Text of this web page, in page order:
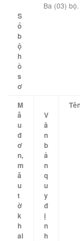
S
ố
b
ộ
h
ồ
s
ơ
Ba (03) bộ.
M
ẫ
u
đ
ơ
n,
m
ẫ
u
t
ờ
k
h
ai
V
ă
n
b
ả
n
q
u
y
đ
ị
n
h